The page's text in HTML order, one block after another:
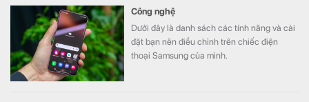
Công nghệ
Dưới đây là danh sách các tính năng và cài
đặt bạn nên điều chỉnh trên chiếc điện
thoại Samsung của mình.